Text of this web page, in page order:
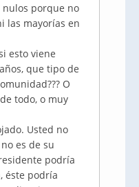
nulos porque no
las mayorías en
esto viene
que tipo de
O
todo, o muy
Usted no
es de su
podría
éste podría